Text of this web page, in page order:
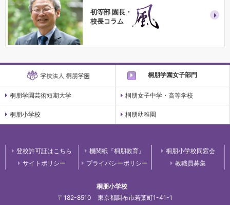
初等部 園長・
校長コラム
桐朋学園女子部門
桐朋学園芸術短期大学 桐朋女子中学・高等学校
桐朋小学校 桐朋幼稚園
桐朋小学校
〒182-8510 東京都調布市若葉町1-41-1
登校許可証はこちら 機関紙『桐朋教育』
桐朋小学校同窓会
サイトポリシー
プライバシーポリシー 教職員募集